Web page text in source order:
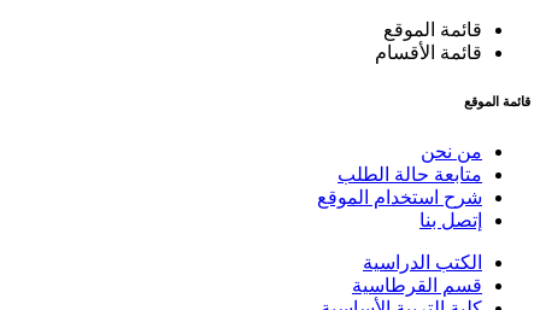
قائمة الموقع
قائمة الأقسام
قائمة الموقع
من نحن
متابعة حالة الطلب
شرح استخدام الموقع
إتصل بنا
الكتب الدراسية
قسم القرطاسية